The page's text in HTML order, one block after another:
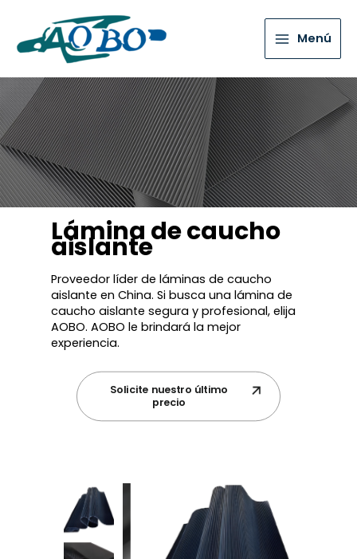
Menú
Lámina de caucho
aislante
Proveedor líder de láminas de caucho
aislante en China. Si busca una lámina de
caucho aislante segura y profesional, elija
AOBO. AOBO le brindará la mejor
experiencia.
Solicite nuestro último
precio